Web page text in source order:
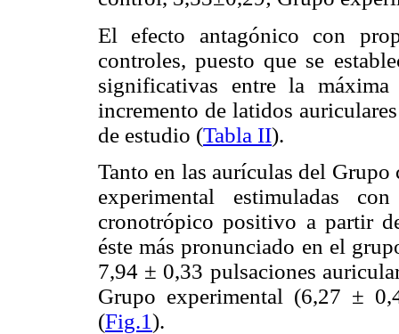
El efecto antagónico con
controles, puesto que se
significativas entre la
incremento de latidos
de estudio (Tabla II).
Tanto en las aurículas del
experimental estimuladas
cronotrópico positivo a partir
éste más pronunciado en el
7,94 ± 0,33 pulsaciones
Grupo experimental (6,27 ±
(Fig.1).